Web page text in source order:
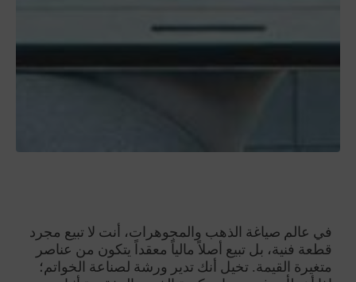
في عالم صياغة الذهب والمجوهرات، أنت لا تبيع مجرد
قطعة فنية، بل تبيع أصلاً مالياً معقداً يتكون من عناصر
متغيرة القيمة. تخيل أنك تدير ورشة لصناعة الخواتم؛